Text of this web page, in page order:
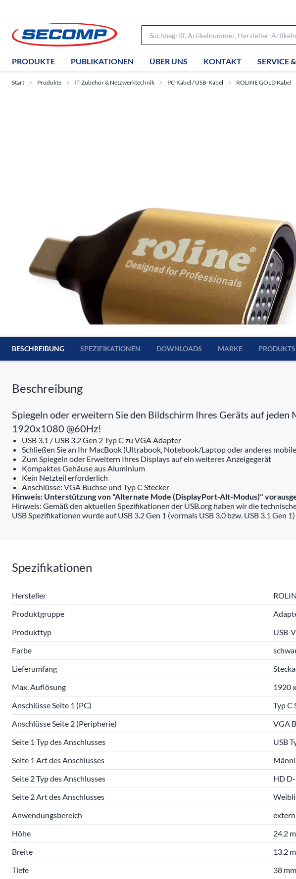
PRODUKTE PUBLIKATIONEN ÜBER UNS KONTAKT SERVICE
Start Produkte IT-Zubehör & Netzwerktechnik PC-Kabel / USB-Kabel ROLINE GOLD Kabel
BESCHREIBUNG SPEZIFIKATIONEN DOWNLOADS MARKE
Beschreibung
Spiegeln oder erweitern Sie den Bildschirm Ihres Geräts auf
1920x1080 @60Hz!
USB 3.1 / USB 3.2 Gen 2 Typ C zu VGA Adapter
Schließen Sie an Ihr MacBook (Ultrabook, Notebook/Laptop oder anderes
Zum Spiegeln oder Erweitern Ihres Displays auf ein weiteres Anzeigegerät
Kompaktes Gehäuse aus Aluminium
Kein Netzteil erforderlich
Anschlüsse: VGA Buchse und Typ C Stecker
Hinweis: Unterstützung von "Alternate Mode (DisplayPort-Alt-Modus)"
Hinweis: Gemäß den aktuellen Spezifikationen der USB.org haben wir die
USB Spezifikationen wurde auf USB 3.2 Gen 1 (vormals USB 3.0 bzw. USB 3.1 Gen
Spezifikationen
Hersteller
Produktgruppe
Produkttyp
USB-
Farbe
Lieferumfang
Max. Auflösung
1920
Anschlüsse Seite 1 (PC)
Typ C
Anschlüsse Seite 2 (Peripherie)
VGA
Seite 1 Typ des Anschlusses
USB
Seite 1 Art des Anschlusses
Seite 2 Typ des Anschlusses
HD
Seite 2 Art des Anschlusses
Anwendungsbereich
extern
Höhe
24.2
Breite
13.2
Tiefe
38 mm